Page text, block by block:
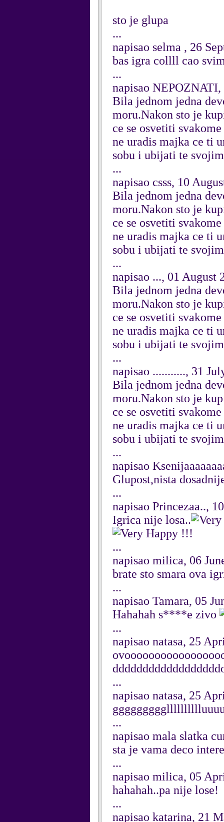
sto je glupa
...
napisao selma , 26
bas igra collll cao
...
napisao NEPOZNATI,
Bila jednom jedna
moru.Nakon sto je
ce se osvetiti
ne uradis majka ce ti
sobu i ubijati te
...
napisao csss, 10
Bila jednom jedna
moru.Nakon sto je
ce se osvetiti
ne uradis majka ce ti
sobu i ubijati te
...
napisao ..., 01 August
Bila jednom jedna
moru.Nakon sto je
ce se osvetiti
ne uradis majka ce ti
sobu i ubijati te
...
napisao ..........., 31
Bila jednom jedna
moru.Nakon sto je
ce se osvetiti
ne uradis majka ce ti
sobu i ubijati te
...
napisao
Glupost,nista
...
napisao Princezaa..,
Igrica nije losa..
!!!
...
napisao milica, 06
brate sto smara ova
...
napisao Tamara, 05
Hahahah s****e zivo
...
napisao natasa, 25
...
napisao natasa, 25
...
napisao mala slatka
sta je vama deco
...
napisao milica, 05
hahahah..pa nije lose!
...
napisao katarina, 21